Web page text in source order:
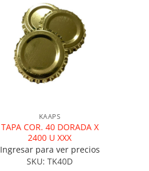
Añadir a la lista de deseos
KAAPS
TAPA COR. 40 DORADA X
2400 U XXX
Ingresar para ver precios
SKU: TK40D